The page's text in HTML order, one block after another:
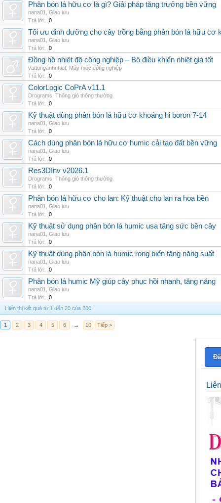
Phân bón lá hữu cơ là gì? Giải pháp tăng trưởng bền vững
nana01
Giao lưu
Trả lời:
0
Tối ưu dinh dưỡng cho cây trồng bằng phân bón lá hữu cơ
nana01
Giao lưu
Trả lời:
0
Đồng hồ nhiệt độ công nghiệp – Bộ điều khiển nhiệt giá tốt
vattunganhnhiet Máy móc công nghiệp
Trả lời:
0
ColorLogic CoPrA v11.1
Drograms Thông gió thông thường
Trả lời:
0
Kỹ thuật dùng phân bón lá hữu cơ khoáng hi boron 7-14
nana01
Giao lưu
Trả lời:
0
Cách dùng phân bón lá hữu cơ humic cải tạo đất bền vững
nana01
Giao lưu
Trả lời:
0
Res3DInv v2026.1
Drograms Thông gió thông thường
Trả lời:
0
Phân bón lá hữu cơ cho lan: Kỹ thuật cho lan ra hoa bền
nana01
Giao lưu
Trả lời:
0
Kỹ thuật sử dụng phân bón lá humic usa tăng sức bền cây
nana01
Giao lưu
Trả lời:
0
Kỹ thuật dùng phân bón lá humic rong biển tăng năng suất
nana01
Giao lưu
Trả lời:
0
Phân bón lá humic Mỹ giúp cây phục hồi nhanh, tăng năng
nana01
Giao lưu
Trả lời:
0
Hiển thị kết quả từ 1 đến 20 của 200
1 2 3 4 5 6 → 10 Tiếp >